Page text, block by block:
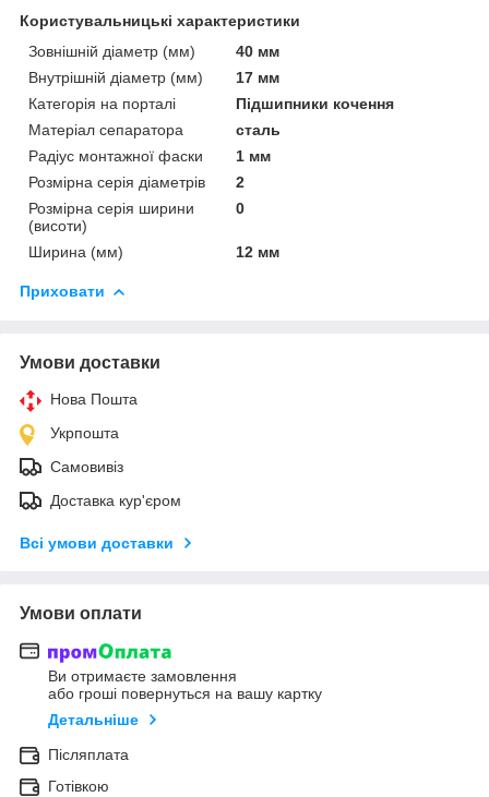
Користувальницькі характеристики
Зовнішній діаметр (мм)
40 мм
Внутрішній діаметр (мм)
17 мм
Категорія на порталі
Підшипники кочення
Матеріал сепаратора
сталь
Радіус монтажної фаски
1 мм
Розмірна серія діаметрів
2
Розмірна серія ширини
(висоти)
0
Ширина (мм) 12 мм
Приховати
Умови доставки
Нова Пошта
Укрпошта
Самовивіз
Доставка кур'єром
Всі умови доставки
Умови оплати
Ви отримаєте замовлення
або гроші повернуться на вашу картку
Детальніше
Післяплата
Готівкою